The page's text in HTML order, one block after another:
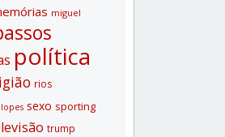
miguel
polí­tica
rios
sexo sporting
trump